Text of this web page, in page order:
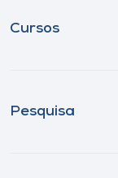
Cursos
Pesquisa